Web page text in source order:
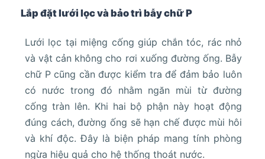
Lắp đặt lưới lọc và bảo trì bẫy chữ P
Lưới lọc tại miệng cống giúp chắn tóc, rác nhỏ
và vật cản không cho rơi xuống đường ống. Bẫy
chữ P cũng cần được kiểm tra để đảm bảo luôn
có nước trong đó nhằm ngăn mùi từ đường
cống tràn lên. Khi hai bộ phận này hoạt động
đúng cách, đường ống sẽ hạn chế được mùi hôi
và khí độc. Đây là biện pháp mang tính phòng
ngừa hiệu quả cho hệ thống thoát nước.